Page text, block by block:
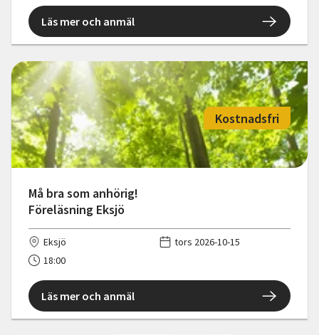
Läs mer och anmäl
Må bra som anhörig!
Föreläsning Eksjö
Kostnadsfri
Eksjö
tors 2026-10-15
18:00
Läs mer och anmäl